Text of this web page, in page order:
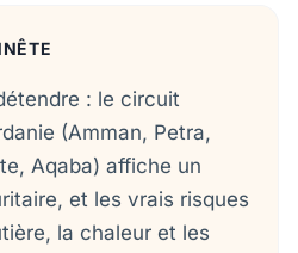
: le circuit
(Amman, Petra,
Aqaba) affiche un
et les vrais risques
la chaleur et les